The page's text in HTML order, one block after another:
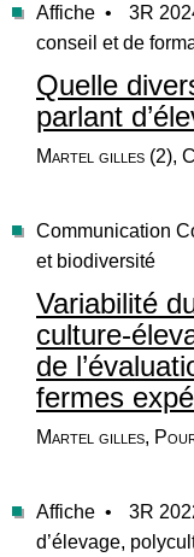
Affiche •
3R
conseil et de
Quelle
parlant
Martel gilles (2),
Communication
et biodiversité
Variabilité
culture-
de
fermes
Martel gilles,
Affiche •
3R
d’élevage,